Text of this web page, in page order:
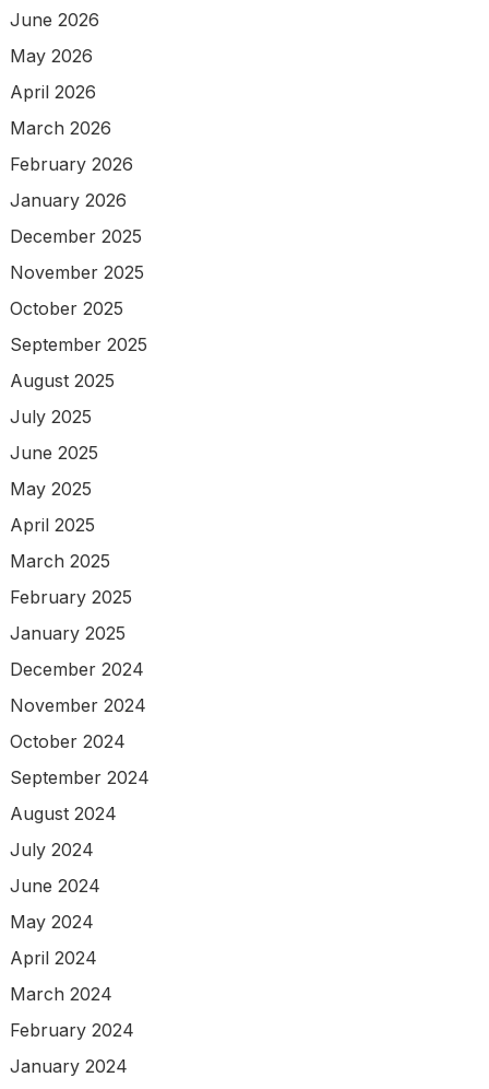
June 2026
May 2026
April 2026
March 2026
February 2026
January 2026
December 2025
November 2025
October 2025
September 2025
August 2025
July 2025
June 2025
May 2025
April 2025
March 2025
February 2025
January 2025
December 2024
November 2024
October 2024
September 2024
August 2024
July 2024
June 2024
May 2024
April 2024
March 2024
February 2024
January 2024